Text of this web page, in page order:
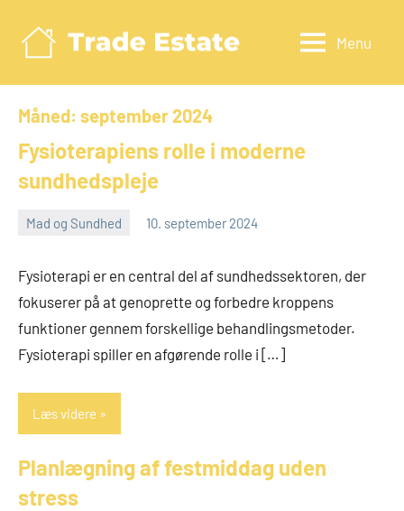
indhold
Menu
Måned: september 2024
Fysioterapiens rolle i moderne
sundhedspleje
Mad og Sundhed 10. september 2024
Fysioterapi er en central del af sundhedssektoren, der
fokuserer på at genoprette og forbedre kroppens
funktioner gennem forskellige behandlingsmetoder.
Fysioterapi spiller en afgørende rolle i […]
Læs videre
Planlægning af festmiddag uden
stress